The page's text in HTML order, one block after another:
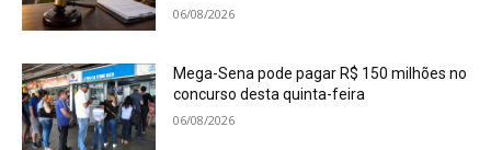
06/08/2026
Mega-Sena pode pagar R$ 150 milhões no
concurso desta quinta-feira
06/08/2026